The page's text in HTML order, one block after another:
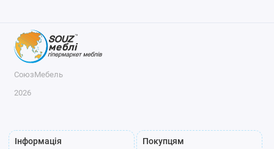
СоюзМебель
2026
Інформація Покупцям